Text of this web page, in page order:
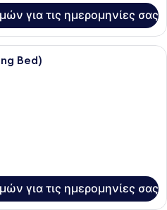
για τις ημερομηνίες σας
Ένα δωμάτιο ξενοδοχείου με ένα
Bed)
για τις ημερομηνίες σας